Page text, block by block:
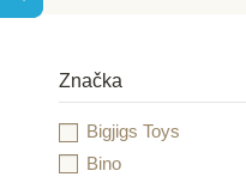
Značka
Bigjigs Toys
Bino